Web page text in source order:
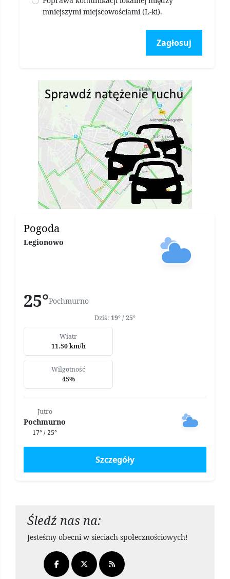
mniejszymi miejscowościami (L-ki).
Zagłosuj
Pogoda
Legionowo
25°Pochmurno
Dziś: 19°/25°
Wiatr
11.50 km/h
Wilgotność
45%
Jutro
Pochmurno
17° / 25°
Szczegóły
Śledź nas na:
Jesteśmy obecni w sieciach społecznościowych!